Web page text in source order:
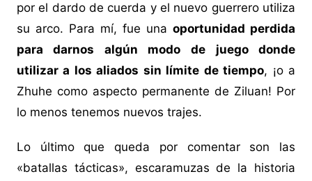
por el dardo de cuerda y el nuevo guerrero utiliza
su arco. Para mí, fue unaoportunidad perdida
para darnos algún modo de juego donde
utilizar a los aliados sin límite de tiempo, ¡o a
Zhuhe como aspecto permanente de Ziluan! Por
lo menos tenemos nuevos trajes.
Lo último que queda por comentar son las
«batallas tácticas», escaramuzas de la historia